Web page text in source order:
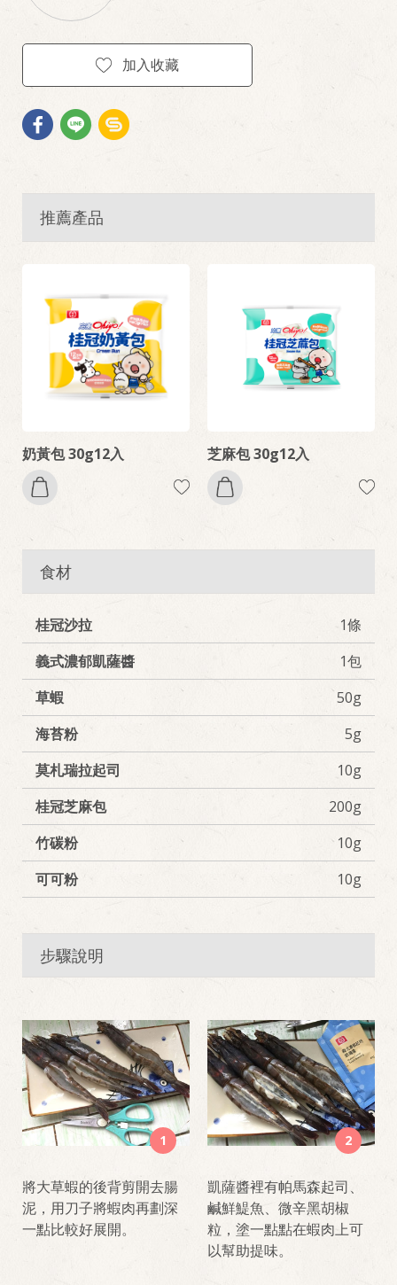
加入收藏
推薦產品
奶黃包 30g12入 芝麻包 30g12入
食材
桂冠沙拉
1條
義式濃郁凱薩醬
1包
草蝦
50g
海苔粉
5g
莫札瑞拉起司
10g
桂冠芝麻包
200g
​竹碳粉
10g
可可粉
10g
步驟說明
1
將大草蝦的後背剪開去腸
泥，用刀子將蝦肉再劃深
一點比較好展開。
2
凱薩醬裡有帕馬森起司、
鹹鮮鯷魚、微辛黑胡椒
粒，塗一點點在蝦肉上可
以幫助提味。